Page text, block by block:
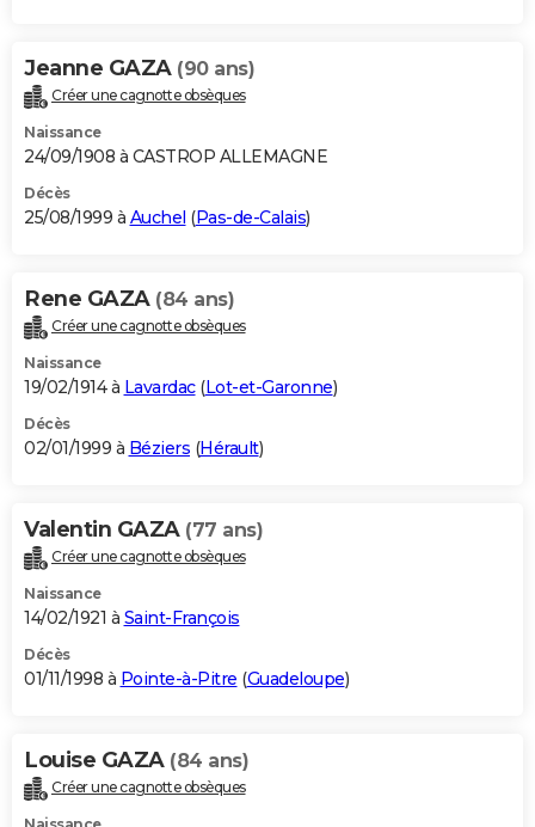
Jeanne GAZA (90 ans)
Créer une cagnotte obsèques
Naissance
24/09/1908 à CASTROP ALLEMAGNE
Décès
25/08/1999 à Auchel (Pas-de-Calais)
Rene GAZA (84 ans)
Créer une cagnotte obsèques
Naissance
19/02/1914 à Lavardac(Lot-et-Garonne)
Décès
02/01/1999 à Béziers (Hérault)
Valentin GAZA (77 ans)
Créer une cagnotte obsèques
Naissance
14/02/1921 à Saint-François
Décès
01/11/1998 à Pointe-à-Pitre (Guadeloupe)
Louise GAZA (84 ans)
Créer une cagnotte obsèques